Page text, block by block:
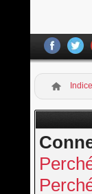
Indice